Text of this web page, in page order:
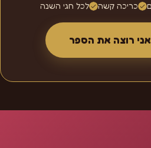
כריכה קשה לכל חגי השנה
אני רוצה את הספר